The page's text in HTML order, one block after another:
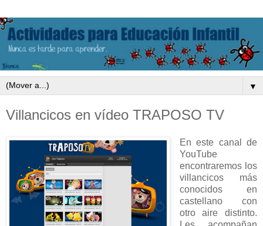
▼
Villancicos en vídeo TRAPOSO TV
En este canal de
YouTube
encontraremos los
villancicos más
conocidos en
castellano con
otro aire distinto.